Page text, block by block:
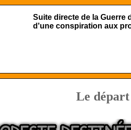
Suite directe de la Guerre
d'une conspiration aux
Le départ